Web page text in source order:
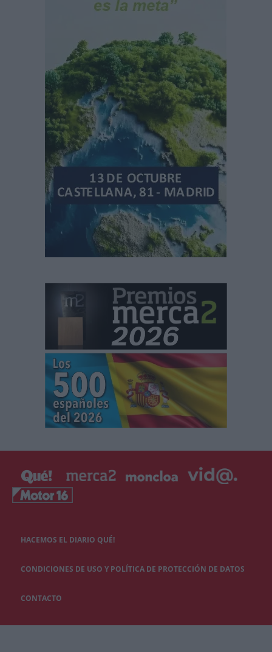
HACEMOS EL DIARIO QUÉ!
CONDICIONES DE USO Y POLÍTICA DE PROTECCIÓN DE DATOS
CONTACTO